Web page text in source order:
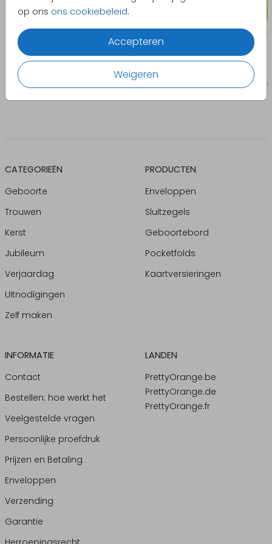
op ons ons cookiebeleid.
Accepteren
Weigeren
CATEGORIEËN
Geboorte
Trouwen
Kerst
Jubileum
Verjaardag
Uitnodigingen
Zelf maken
PRODUCTEN
Enveloppen
Sluitzegels
Geboortebord
Pocketfolds
Kaartversieringen
INFORMATIE
Contact
Bestellen: hoe werkt het
Veelgestelde vragen
Persoonlijke proefdruk
Prijzen en Betaling
Enveloppen
Verzending
Garantie
LANDEN
PrettyOrange.be
PrettyOrange.de
PrettyOrange.fr